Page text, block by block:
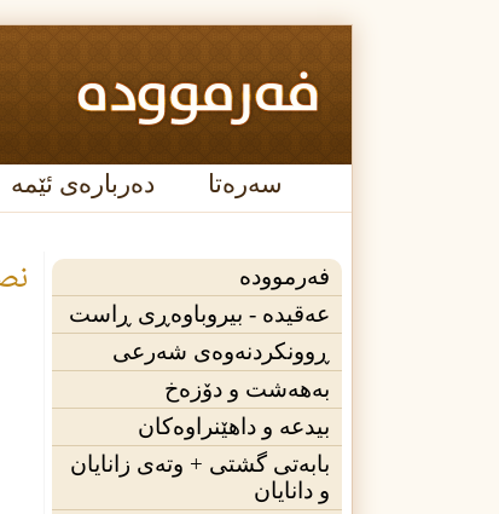
سەرەتا دەربارەی ئێمە
فەرموودە
عه‌قیده‌ - بیروباوەڕی ڕاست
ڕوونکردنەوەی شەرعی
بەهەشت و دۆزەخ
بیدعە و داهێنراوەکان
بابەتی گشتی + وته‌ی زانایان
و دانایان